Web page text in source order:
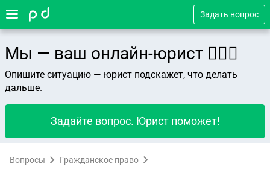
Задать вопрос
Мы — ваш онлайн-юрист 👨🏻‍⚖️
Опишите ситуацию — юрист подскажет, что делать
дальше.
Задайте вопрос. Юрист поможет!
Вопросы Гражданское право